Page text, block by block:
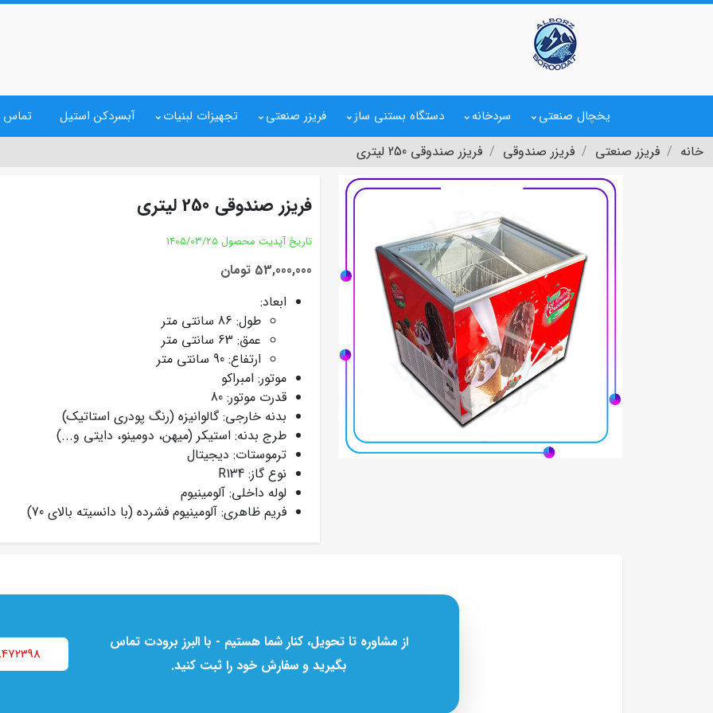
یخچال صنعتی سردخانه دستگاه بستنی ساز فریزر صنعتی تجهیزات لبنیات آبسردکن استیل تماس
خانه فریزر صنعتی فریزر صندوقی فریزر صندوقی 250 لیتری
فریزر صندوقی 250 لیتری
تاریخ آپدیت محصول 1405/03/25
53,000,000 تومان
ابعاد:
طول: 86 سانتی متر
عمق: 63 سانتی متر
ارتفاع: 90 سانتی متر
موتور: امبراکو
قدرت موتور: 80
بدنه خارجی: گالوانیزه (رنگ پودری استاتیک)
طرج بدنه: استیکر (میهن، دومینو، دایتی و...)
ترموستات: دیجیتال
نوع گاز: R134
لوله داخلی: آلومینیوم
فریم ظاهری: آلومینیوم فشرده (با دانسیته بالای 70)
از مشاوره تا تحویل، کنار شما هستیم - با البرز برودت تماس
بگیرید و سفارش خود را ثبت کنید.